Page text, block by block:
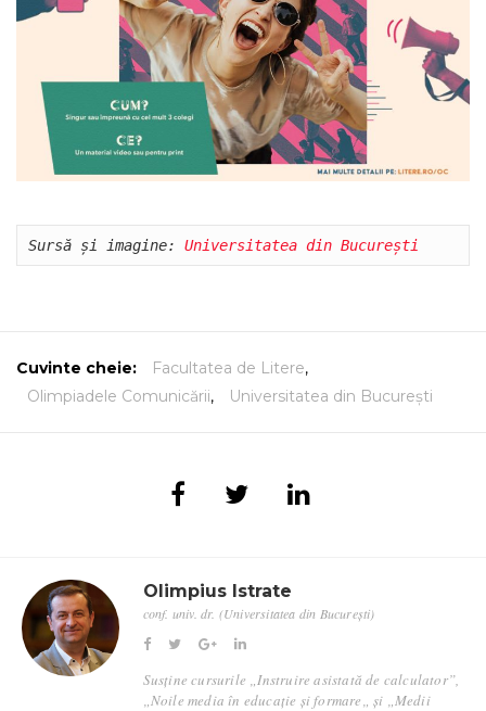
Sursă și imagine: Universitatea din București
Cuvinte cheie: Facultatea de Litere,
Olimpiadele Comunicării, Universitatea din București
Olimpius Istrate
conf. univ. dr. (Universitatea din București)
Susține cursurile „Instruire asistată de calculator”,
„Noile media în educație și formare„ și „Medii